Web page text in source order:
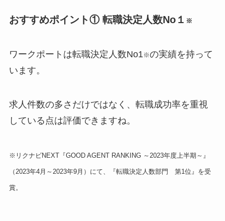
おすすめポイント① 転職決定人数No１ ※
ワークポートは転職決定人数No1※の実績を持って
います。
求人件数の多さだけではなく、転職成功率を重視
している点は評価できますね。
※リクナビNEXT『GOOD AGENT RANKING ～2023年度上半期～』
（2023年4月～2023年9月）にて、『転職決定人数部門 第1位』を受
賞。